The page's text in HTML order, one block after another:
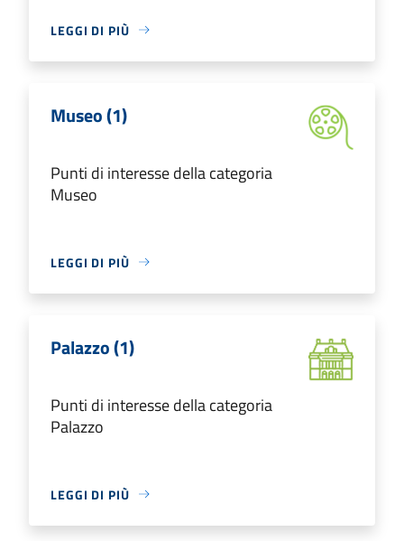
LEGGI DI PIÙ
Museo (1)
Punti di interesse della categoria
Museo
LEGGI DI PIÙ
Palazzo (1)
Punti di interesse della categoria
Palazzo
LEGGI DI PIÙ